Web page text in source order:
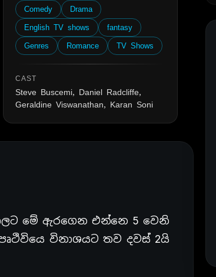
Comedy
Drama
English TV shows
fantasy
Genres
Romance TV Shows
CAST
Steve Buscemi, Daniel Radcliffe,
Geraldine Viswanathan, Karan Soni
මේ ඇරගෙන එන්නෙ 5 වෙනි
විනාශයට තව දවස් 2යි